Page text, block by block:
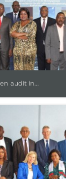
audit in...